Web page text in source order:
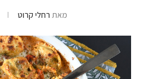
מאת רחלי קרוט